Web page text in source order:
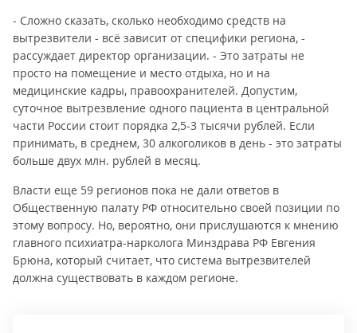
- Сложно сказать, сколько необходимо средств на
вытрезвители - всё зависит от специфики региона, -
рассуждает директор организации. - Это затраты не
просто на помещение и место отдыха, но и на
медицинские кадры, правоохранителей. Допустим,
суточное вытрезвление одного пациента в центральной
части России стоит порядка 2,5-3 тысячи рублей. Если
принимать, в среднем, 30 алкоголиков в день - это затраты
больше двух млн. рублей в месяц.
Власти еще 59 регионов пока не дали ответов в
Общественную палату РФ относительно своей позиции по
этому вопросу. Но, вероятно, они прислушаются к мнению
главного психиатра-нарколога Минздрава РФ Евгения
Брюна, который считает, что система вытрезвителей
должна существовать в каждом регионе.